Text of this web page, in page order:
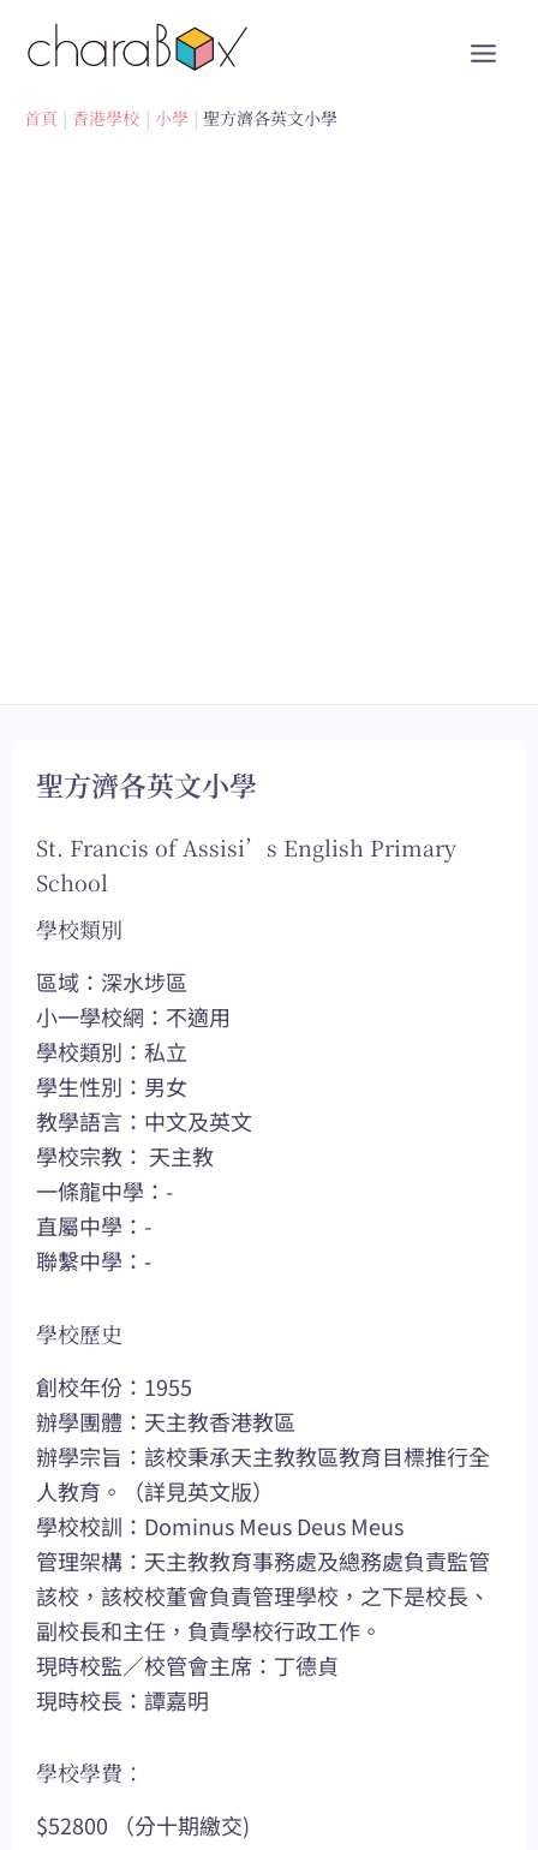
首頁 香港學校 小學 聖方濟各英文小學
聖方濟各英文小學
St. Francis of Assisi’s English Primary
School
學校類別
區域：深水埗區
小一學校網：不適用
學校類別：私立
學生性別：男女
教學語言：中文及英文
學校宗教： 天主教
一條龍中學：-
直屬中學：-
聯繫中學：-
學校歷史
創校年份：1955
辦學團體：天主教香港教區
辦學宗旨：該校秉承天主教教區教育目標推行全
人教育。（詳見英文版）
學校校訓：Dominus Meus Deus Meus
管理架構：天主教教育事務處及總務處負責監管
該校，該校校董會負責管理學校，之下是校長、
副校長和主任，負責學校行政工作。
現時校監／校管會主席：丁德貞
現時校長：譚嘉明
學校學費：
$52800 （分十期繳交)